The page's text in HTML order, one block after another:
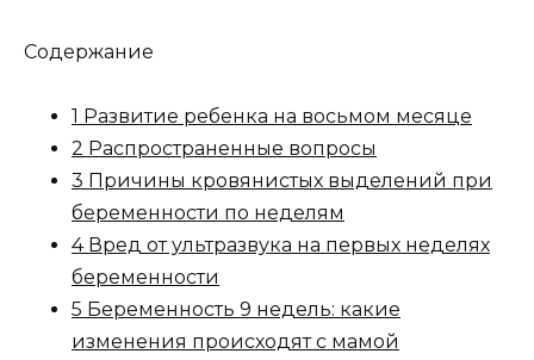
Содержание
1 Развитие ребенка на восьмом месяце
2 Распространенные вопросы
3 Причины кровянистых выделений при
беременности по неделям
4 Вред от ультразвука на первых неделях
беременности
5 Беременность 9 недель: какие
изменения происходят с мамой